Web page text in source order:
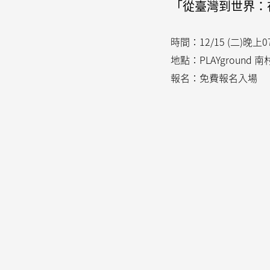
「從臺灣到世界
時間：12/15 (二)晚上
地點：PLAYground 南
報名：免費報名入場